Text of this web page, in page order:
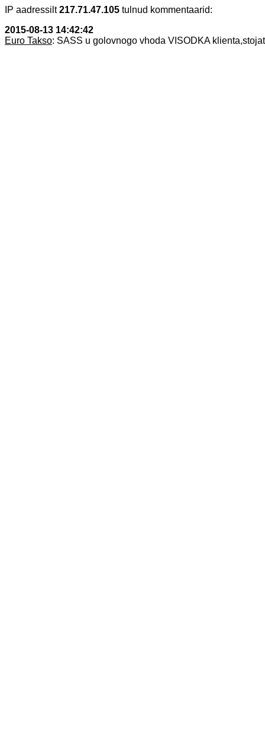
IP aadressilt217.71.47.105 tulnud kommentaarid:
2015-08-13 14:42:42
Euro Takso: SASS u golovnogo vhoda VISODKA